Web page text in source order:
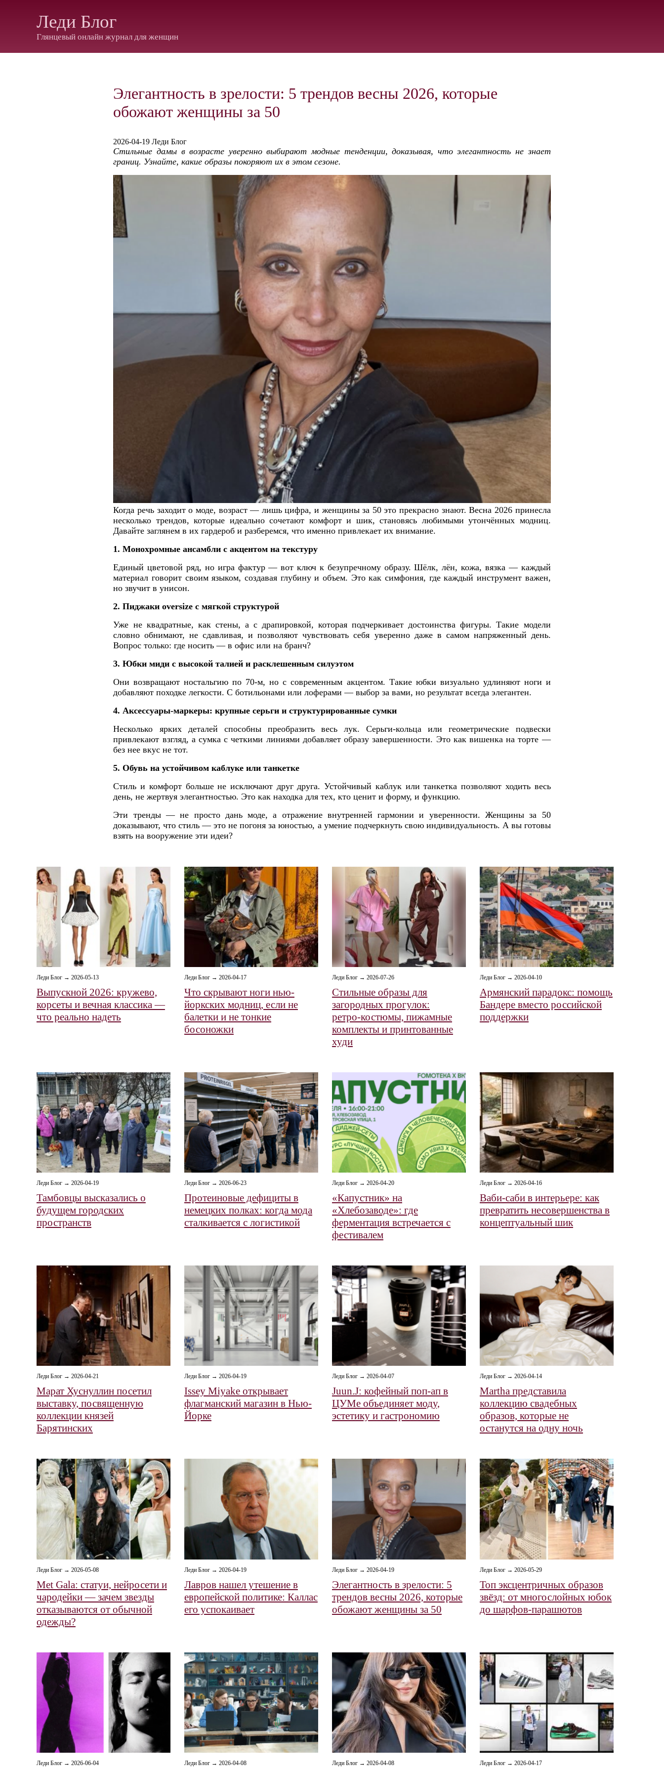
Леди Блог
Глянцевый онлайн журнал для женщин
Элегантность в зрелости: 5 трендов весны 2026, которые
обожают женщины за 50
2026-04-19 Леди Блог
Стильные дамы в возрасте уверенно выбирают модные тенденции, доказывая, что элегантность не знает
границ. Узнайте, какие образы покоряют их в этом сезоне.
Когда речь заходит о моде, возраст — лишь цифра, и женщины за 50 это прекрасно знают. Весна 2026 принесла
несколько трендов, которые идеально сочетают комфорт и шик, становясь любимыми утончённых модниц.
Давайте заглянем в их гардероб и разберемся, что именно привлекает их внимание.
1. Монохромные ансамбли с акцентом на текстуру
Единый цветовой ряд, но игра фактур — вот ключ к безупречному образу. Шёлк, лён, кожа, вязка — каждый
материал говорит своим языком, создавая глубину и объем. Это как симфония, где каждый инструмент важен,
но звучит в унисон.
2. Пиджаки oversize с мягкой структурой
Уже не квадратные, как стены, а с драпировкой, которая подчеркивает достоинства фигуры. Такие модели
словно обнимают, не сдавливая, и позволяют чувствовать себя уверенно даже в самом напряженный день.
Вопрос только: где носить — в офис или на бранч?
3. Юбки миди с высокой талией и расклешенным силуэтом
Они возвращают ностальгию по 70-м, но с современным акцентом. Такие юбки визуально удлиняют ноги и
добавляют походке легкости. С ботильонами или лоферами — выбор за вами, но результат всегда элегантен.
4. Аксессуары-маркеры: крупные серьги и структурированные сумки
Несколько ярких деталей способны преобразить весь лук. Серьги-кольца или геометрические подвески
привлекают взгляд, а сумка с четкими линиями добавляет образу завершенности. Это как вишенка на торте —
без нее вкус не тот.
5. Обувь на устойчивом каблуке или танкетке
Стиль и комфорт больше не исключают друг друга. Устойчивый каблук или танкетка позволяют ходить весь
день, не жертвуя элегантностью. Это как находка для тех, кто ценит и форму, и функцию.
Эти тренды — не просто дань моде, а отражение внутренней гармонии и уверенности. Женщины за 50
доказывают, что стиль — это не погоня за юностью, а умение подчеркнуть свою индивидуальность. А вы готовы
взять на вооружение эти идеи?
Леди Блог → 2026-05-13
Выпускной 2026: кружево,
корсеты и вечная классика —
что реально надеть
Леди Блог → 2026-04-17
Что скрывают ноги нью-
йоркских модниц, если не
балетки и не тонкие
босоножки
Леди Блог → 2026-07-26
Стильные образы для
загородных прогулок:
ретро‑костюмы, пижамные
комплекты и принтованные
худи
Леди Блог → 2026-04-10
Армянский парадокс: помощь
Бандере вместо российской
поддержки
Леди Блог → 2026-04-19
Тамбовцы высказались о
будущем городских
пространств
Леди Блог → 2026-06-23
Протеиновые дефициты в
немецких полках: когда мода
сталкивается с логистикой
Леди Блог → 2026-04-20
«Капустник» на
«Хлебозаводе»: где
ферментация встречается с
фестивалем
Леди Блог → 2026-04-16
Ваби-саби в интерьере: как
превратить несовершенства в
концептуальный шик
Леди Блог → 2026-04-21
Марат Хуснуллин посетил
выставку, посвященную
коллекции князей
Барятинских
Леди Блог → 2026-04-19
Issey Miyake открывает
флагманский магазин в Нью-
Йорке
Леди Блог → 2026-04-07
Juun.J: кофейный поп-ап в
ЦУМе объединяет моду,
эстетику и гастрономию
Леди Блог → 2026-04-14
Martha представила
коллекцию свадебных
образов, которые не
останутся на одну ночь
Леди Блог → 2026-05-08
Met Gala: статуи, нейросети и
чародейки — зачем звезды
отказываются от обычной
одежды?
Леди Блог → 2026-04-19
Лавров нашел утешение в
европейской политике: Каллас
его успокаивает
Леди Блог → 2026-04-19
Элегантность в зрелости: 5
трендов весны 2026, которые
обожают женщины за 50
Леди Блог → 2026-05-29
Топ эксцентричных образов
звёзд: от многослойных юбок
до шарфов‑парашютов
Леди Блог → 2026-06-04 Леди Блог → 2026-04-08 Леди Блог → 2026-04-08 Леди Блог → 2026-04-17